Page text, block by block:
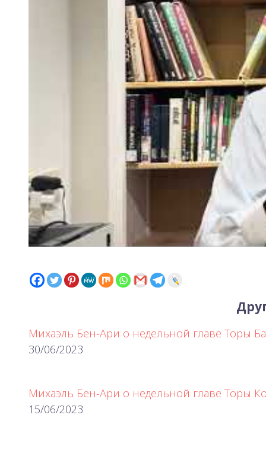
Михаэль Бен-Ари о недельной главе Торы
30/06/2023
Михаэль Бен-Ари о недельной главе Торы
15/06/2023